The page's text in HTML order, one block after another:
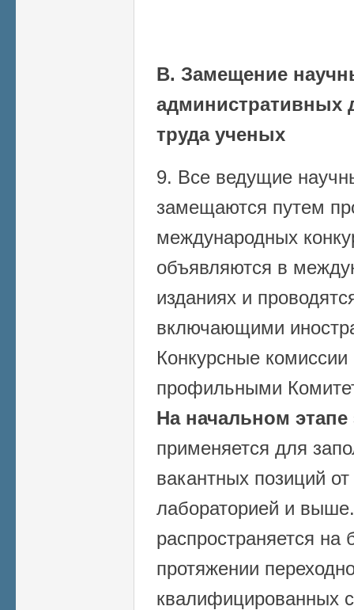
В. Замещение
административных
труда ученых
9. Все ведущие
замещаются путем
международных
объявляются в
изданиях и
включающими
Конкурсные комиссии
профильными
На начальном этапе
применяется для
вакантных позиций
лабораторией и
распространяется на
протяжении
квалифицированных